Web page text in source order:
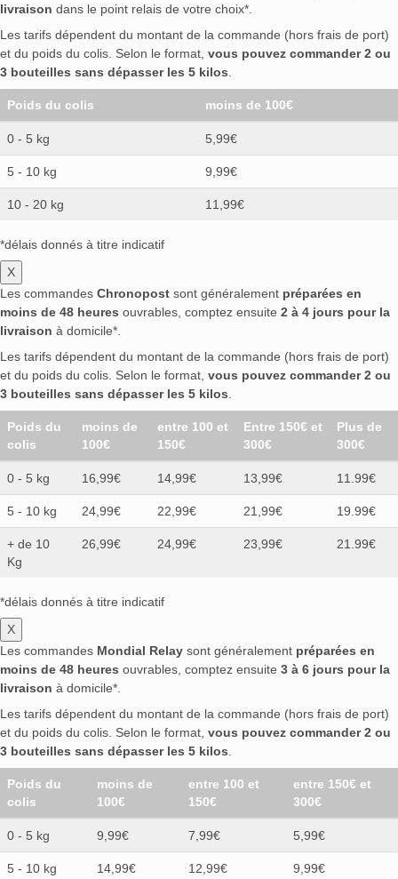
livraison dans le point relais de votre choix*.
Les tarifs dépendent du montant de la commande (hors frais de port)
et du poids du colis. Selon le format, vous pouvez commander 2 ou
3 bouteilles sans dépasser les 5 kilos
Poids du colis moins de 100€
0 - 5 kg 5,99€
5 - 10 kg 9,99€
10 - 20 kg 11,99€
*délais donnés à titre indicatif
X
Les commandes Chronopost sont généralement préparées en
moins de 48 heures ouvrables, comptez ensuite 2 à 4 jours pour la
livraison à domicile*.
Les tarifs dépendent du montant de la commande (hors frais de port)
et du poids du colis. Selon le format, vous pouvez commander 2 ou
3 bouteilles sans dépasser les 5 kilos
Poids du
colis
moins de
100€
entre 100 et
150€
Entre 150€ et
300€
Plus de
300€
0 - 5 kg 16,99€ 14,99€ 13,99€ 11.99€
5 - 10 kg 24,99€ 22,99€ 21,99€ 19.99€
+ de 10
Kg
26,99€ 24,99€ 23,99€ 21.99€
*délais donnés à titre indicatif
X
Les commandes Mondial Relay sont généralement préparées en
moins de 48 heures ouvrables, comptez ensuite 3 à 6 jours pour la
livraison à domicile*.
Les tarifs dépendent du montant de la commande (hors frais de port)
et du poids du colis. Selon le format, vous pouvez commander 2 ou
3 bouteilles sans dépasser les 5 kilos
Poids du
colis
moins de
100€
entre 100 et
150€
entre 150€ et
300€
0 - 5 kg 9,99€ 7,99€ 5,99€
5 - 10 kg 14,99€ 12,99€ 9,99€